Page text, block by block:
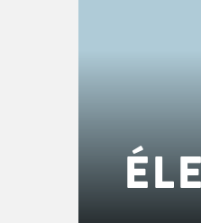
Cadre de vie
Culture
Logement
État-civil
Séances
Actes
Ville
Ville